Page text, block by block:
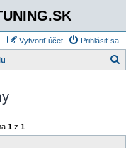
Prihlásiť sa
Vytvoriť účet
1z 1